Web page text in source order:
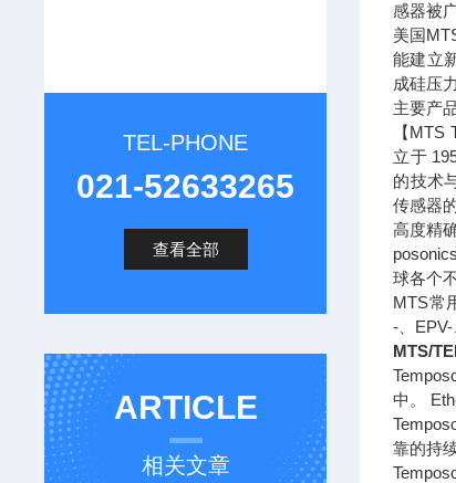
TEL-PHONE
021-52633265
查看全部
ARTICLE
相关文章
感器被
美国
能建立
成硅压
主要产
【
立于
的技术
传感器
高度精
球各个
MTS常
-、
MTS/
中。
靠的持